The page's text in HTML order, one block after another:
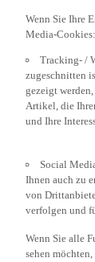
Media-Cookies:
zugeschnitten
gezeigt
Artikel, die
und Ihre
Ihnen auch zu
von
verfolgen und
sehen
„Akzeptieren“